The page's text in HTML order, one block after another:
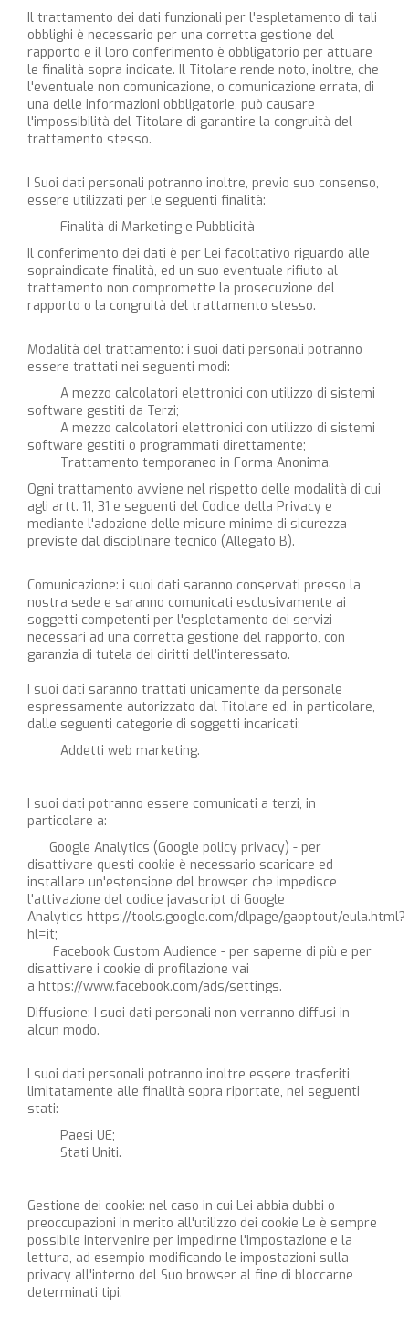
Il trattamento dei dati funzionali per l'espletamento di tali
obblighi è necessario per una corretta gestione del
rapporto e il loro conferimento è obbligatorio per attuare
le finalità sopra indicate. Il Titolare rende noto, inoltre, che
l'eventuale non comunicazione, o comunicazione errata, di
una delle informazioni obbligatorie, può causare
l'impossibilità del Titolare di garantire la congruità del
trattamento stesso.
I Suoi dati personali potranno inoltre, previo suo consenso,
essere utilizzati per le seguenti finalità:
Finalità di Marketing e Pubblicità
Il conferimento dei dati è per Lei facoltativo riguardo alle
sopraindicate finalità, ed un suo eventuale rifiuto al
trattamento non compromette la prosecuzione del
rapporto o la congruità del trattamento stesso.
Modalità del trattamento: i suoi dati personali potranno
essere trattati nei seguenti modi:
A mezzo calcolatori elettronici con utilizzo di sistemi
software gestiti da Terzi;
A mezzo calcolatori elettronici con utilizzo di sistemi
software gestiti o programmati direttamente;
Trattamento temporaneo in Forma Anonima.
Ogni trattamento avviene nel rispetto delle modalità di cui
agli artt. 11, 31 e seguenti del Codice della Privacy e
mediante l'adozione delle misure minime di sicurezza
previste dal disciplinare tecnico (Allegato B).
Comunicazione: i suoi dati saranno conservati presso la
nostra sede e saranno comunicati esclusivamente ai
soggetti competenti per l'espletamento dei servizi
necessari ad una corretta gestione del rapporto, con
garanzia di tutela dei diritti dell'interessato.
I suoi dati saranno trattati unicamente da personale
espressamente autorizzato dal Titolare ed, in particolare,
dalle seguenti categorie di soggetti incaricati:
Addetti web marketing.
I suoi dati potranno essere comunicati a terzi, in
particolare a:
Google Analytics (Google policy privacy) - per
disattivare questi cookie è necessario scaricare ed
installare un'estensione del browser che impedisce
l'attivazione del codice javascript di Google
Analytics https://tools.google.com/dlpage/gaoptout/eula.html?
hl=it;
Facebook Custom Audience - per saperne di più e per
disattivare i cookie di profilazione vai
a https://www.facebook.com/ads/settings.
Diffusione: I suoi dati personali non verranno diffusi in
alcun modo.
I suoi dati personali potranno inoltre essere trasferiti,
limitatamente alle finalità sopra riportate, nei seguenti
stati:
Paesi UE;
Stati Uniti.
Gestione dei cookie: nel caso in cui Lei abbia dubbi o
preoccupazioni in merito all'utilizzo dei cookie Le è sempre
possibile intervenire per impedirne l'impostazione e la
lettura, ad esempio modificando le impostazioni sulla
privacy all'interno del Suo browser al fine di bloccarne
determinati tipi.